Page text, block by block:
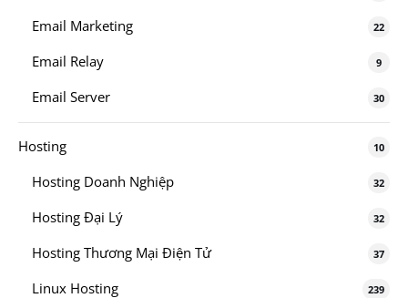
Email Marketing 22
Email Relay 9
Email Server 30
Hosting 10
Hosting Doanh Nghiệp 32
Hosting Đại Lý 32
Hosting Thương Mại Điện Tử 37
Linux Hosting 239